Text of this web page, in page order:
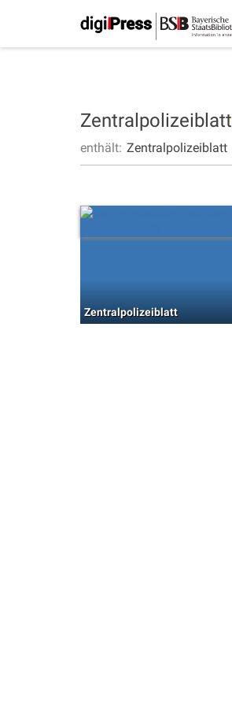
Zentralpolizeiblatt
enthält: Zentralpolizeiblatt
Zentralpolizeiblatt